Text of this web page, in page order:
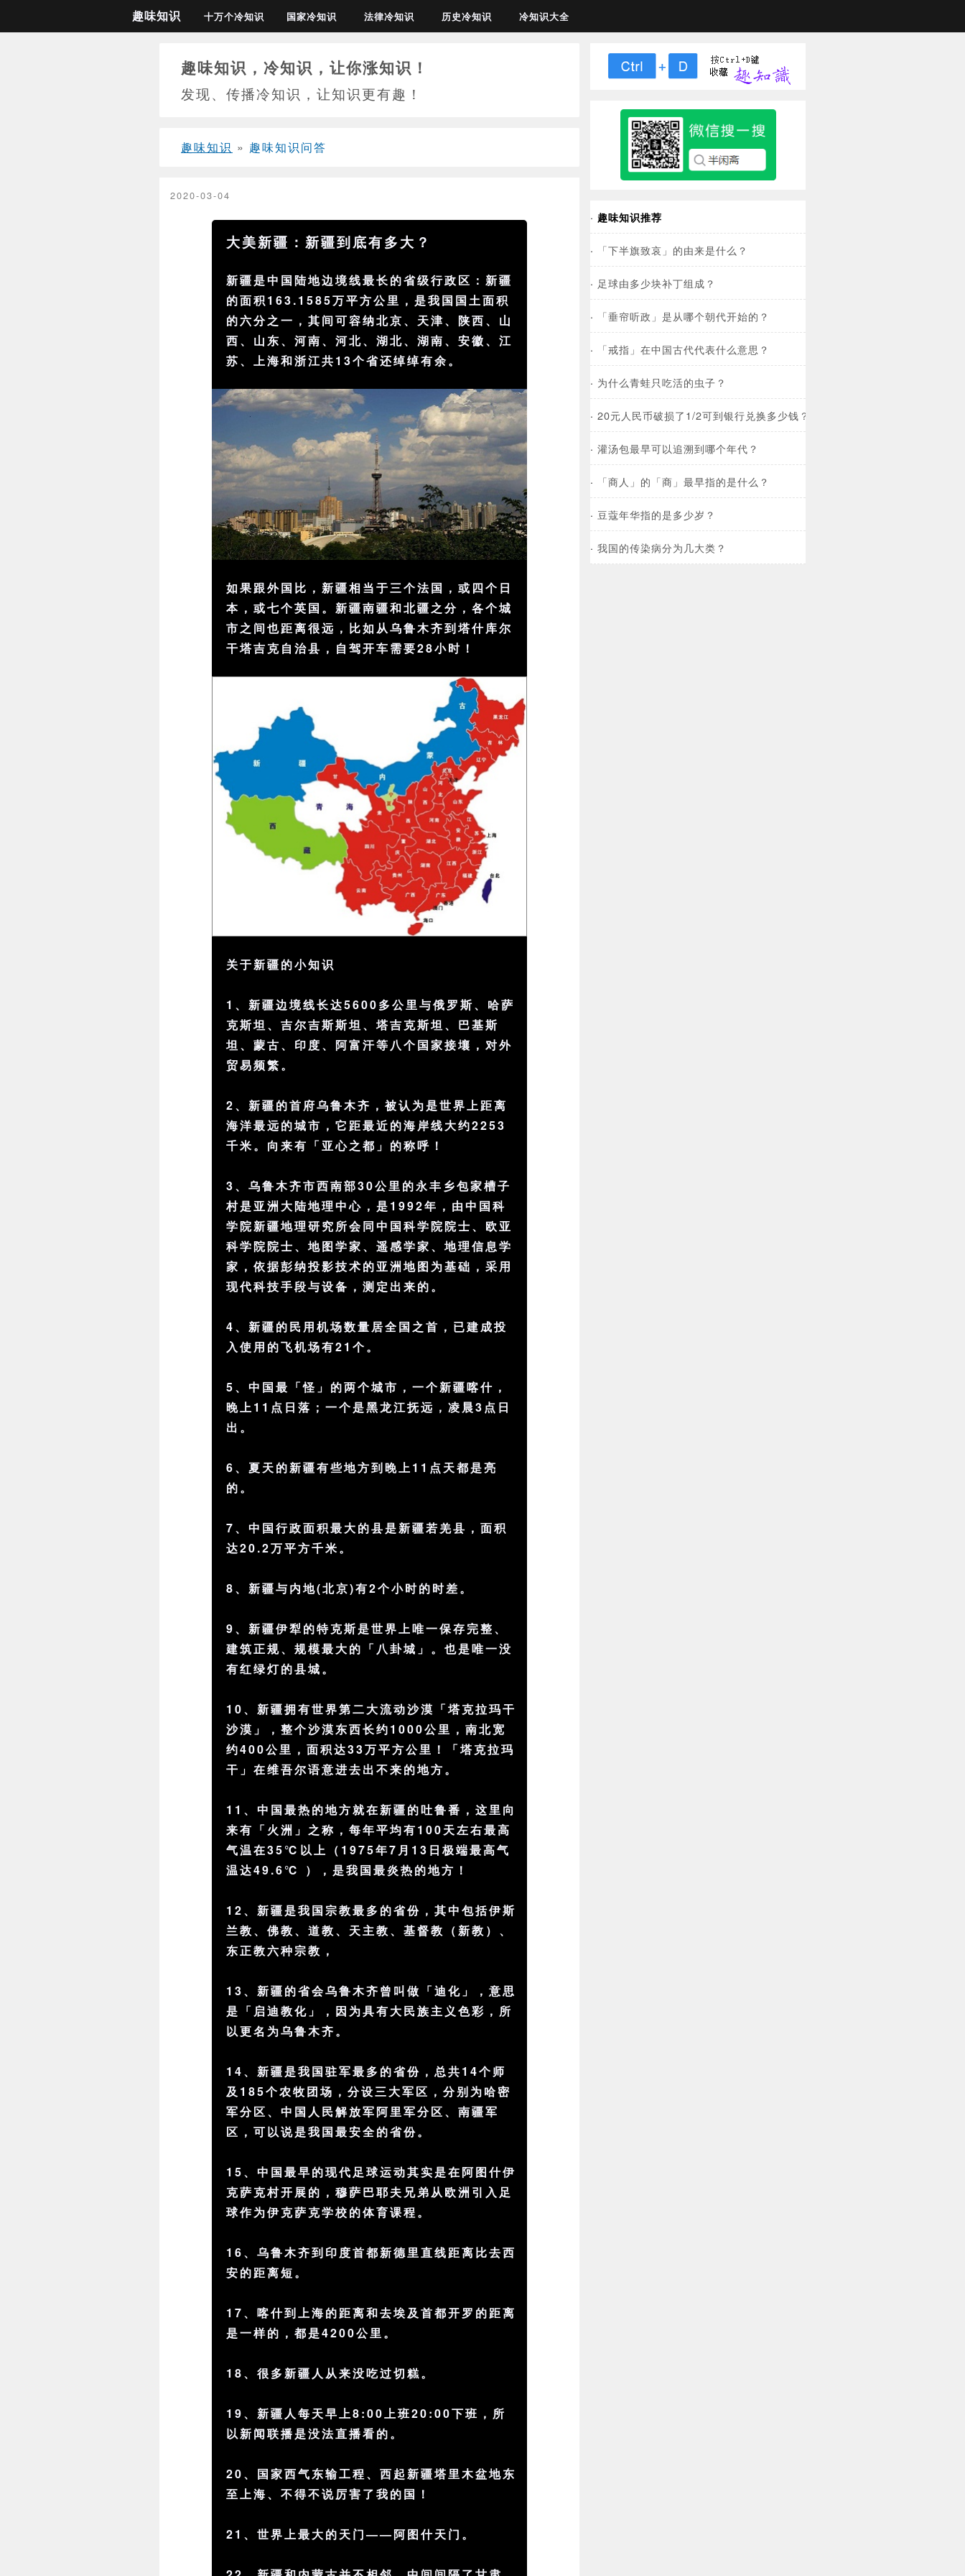
趣味知识 十万个冷知识 国家冷知识 法律冷知识 历史冷知识 冷知识大全
趣味知识，冷知识，让你涨知识！
发现、传播冷知识，让知识更有趣！
趣味知识 » 趣味知识问答
2020-03-04
大美新疆：新疆到底有多大？
新疆是中国陆地边境线最长的省级行政区：新疆
的面积163.1585万平方公里，是我国国土面积
的六分之一，其间可容纳北京、天津、陕西、山
西、山东、河南、河北、湖北、湖南、安徽、江
苏、上海和浙江共13个省还绰绰有余。
如果跟外国比，新疆相当于三个法国，或四个日
本，或七个英国。新疆南疆和北疆之分，各个城
市之间也距离很远，比如从乌鲁木齐到塔什库尔
干塔吉克自治县，自驾开车需要28小时！
关于新疆的小知识
1、新疆边境线长达5600多公里与俄罗斯、哈萨
克斯坦、吉尔吉斯斯坦、塔吉克斯坦、巴基斯
坦、蒙古、印度、阿富汗等八个国家接壤，对外
贸易频繁。
2、新疆的首府乌鲁木齐，被认为是世界上距离
海洋最远的城市，它距最近的海岸线大约2253
千米。向来有「亚心之都」的称呼！
3、乌鲁木齐市西南部30公里的永丰乡包家槽子
村是亚洲大陆地理中心，是1992年，由中国科
学院新疆地理研究所会同中国科学院院士、欧亚
科学院院士、地图学家、遥感学家、地理信息学
家，依据彭纳投影技术的亚洲地图为基础，采用
现代科技手段与设备，测定出来的。
4、新疆的民用机场数量居全国之首，已建成投
入使用的飞机场有21个。
5、中国最「怪」的两个城市，一个新疆喀什，
晚上11点日落；一个是黑龙江抚远，凌晨3点日
出。
6、夏天的新疆有些地方到晚上11点天都是亮
的。
7、中国行政面积最大的县是新疆若羌县，面积
达20.2万平方千米。
8、新疆与内地(北京)有2个小时的时差。
9、新疆伊犁的特克斯是世界上唯一保存完整、
建筑正规、规模最大的「八卦城」。也是唯一没
有红绿灯的县城。
10、新疆拥有世界第二大流动沙漠「塔克拉玛干
沙漠」，整个沙漠东西长约1000公里，南北宽
约400公里，面积达33万平方公里！「塔克拉玛
干」在维吾尔语意进去出不来的地方。
11、中国最热的地方就在新疆的吐鲁番，这里向
来有「火洲」之称，每年平均有100天左右最高
气温在35℃以上（1975年7月13日极端最高气
温达49.6℃ ），是我国最炎热的地方！
12、新疆是我国宗教最多的省份，其中包括伊斯
兰教、佛教、道教、天主教、基督教（新教）、
东正教六种宗教，
13、新疆的省会乌鲁木齐曾叫做「迪化」，意思
是「启迪教化」，因为具有大民族主义色彩，所
以更名为乌鲁木齐。
14、新疆是我国驻军最多的省份，总共14个师
及185个农牧团场，分设三大军区，分别为哈密
军分区、中国人民解放军阿里军分区、南疆军
区，可以说是我国最安全的省份。
15、中国最早的现代足球运动其实是在阿图什伊
克萨克村开展的，穆萨巴耶夫兄弟从欧洲引入足
球作为伊克萨克学校的体育课程。
16、乌鲁木齐到印度首都新德里直线距离比去西
安的距离短。
17、喀什到上海的距离和去埃及首都开罗的距离
是一样的，都是4200公里。
18、很多新疆人从来没吃过切糕。
19、新疆人每天早上8:00上班20:00下班，所
以新闻联播是没法直播看的。
20、国家西气东输工程、西起新疆塔里木盆地东
至上海、不得不说厉害了我的国！
21、世界上最大的天门——阿图什天门。
· 趣味知识推荐
· 「下半旗致哀」的由来是什么？
· 足球由多少块补丁组成？
· 「垂帘听政」是从哪个朝代开始的？
· 「戒指」在中国古代代表什么意思？
· 为什么青蛙只吃活的虫子？
· 20元人民币破损了1/2可到银行兑换多少钱？
· 灌汤包最早可以追溯到哪个年代？
· 「商人」的「商」最早指的是什么？
· 豆蔻年华指的是多少岁？
· 我国的传染病分为几大类？